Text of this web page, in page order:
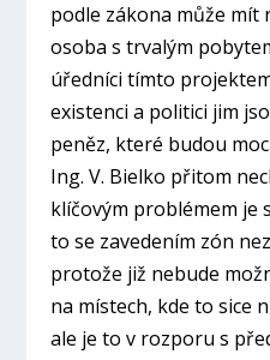
podle zákona může
osoba s trvalým
úředníci tímto
existenci a politici jim
peněz, které budou
Ing. V. Bielko přitom
klíčovým problémem je
to se zavedením zón
protože již nebude
na místech, kde to sice
ale je to v rozporu s